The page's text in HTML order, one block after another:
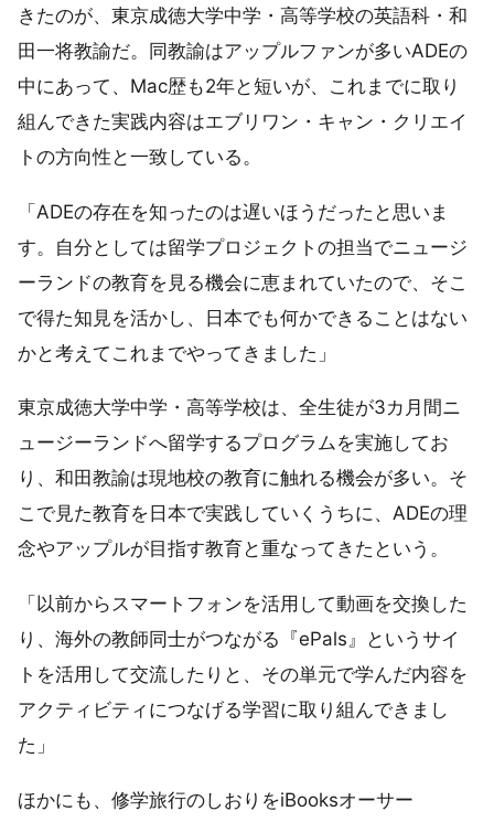
きたのが、東京成徳大学中学・高等学校の英語科・和
田一将教諭だ。同教諭はアップルファンが多いADEの
中にあって、Mac歴も2年と短いが、これまでに取り
組んできた実践内容はエブリワン・キャン・クリエイ
トの方向性と一致している。
「ADEの存在を知ったのは遅いほうだったと思いま
す。自分としては留学プロジェクトの担当でニュージ
ーランドの教育を見る機会に恵まれていたので、そこ
で得た知見を活かし、日本でも何かできることはない
かと考えてこれまでやってきました」
東京成徳大学中学・高等学校は、全生徒が3カ月間ニ
ュージーランドへ留学するプログラムを実施してお
り、和田教諭は現地校の教育に触れる機会が多い。そ
こで見た教育を日本で実践していくうちに、ADEの理
念やアップルが目指す教育と重なってきたという。
「以前からスマートフォンを活用して動画を交換した
り、海外の教師同士がつながる『ePals』というサイ
トを活用して交流したりと、その単元で学んだ内容を
アクティビティにつなげる学習に取り組んできまし
た」
ほかにも、修学旅行のしおりをiBooksオーサー